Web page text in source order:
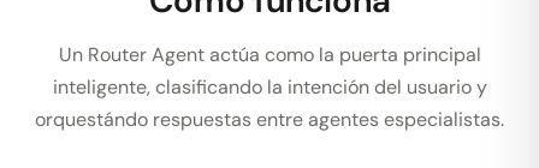
Un Router Agent actúa como la puerta principal
inteligente, clasificando la intención del usuario y
orquestándo respuestas entre agentes especialistas.